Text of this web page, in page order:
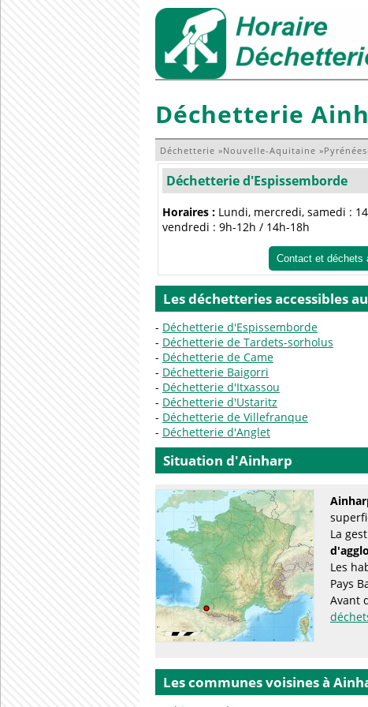
Déchetterie
Déchetterie »Nouvelle-Aquitaine »
Déchetterie d'Espissemborde
Horaires : Lundi, mercredi, samedi :
vendredi : 9h-12h / 14h-18h
Contact et déchets
Les déchetteries accessibles
Déchetterie d'Espissemborde
Déchetterie de Tardets-sorholus
Déchetterie de Came
Déchetterie Baigorri
Déchetterie d'Itxassou
Déchetterie d'Ustaritz
Déchetterie de Villefranque
Déchetterie d'Anglet
Situation d'Ainharp
La
Les
Pays
Avant
Les communes voisines à